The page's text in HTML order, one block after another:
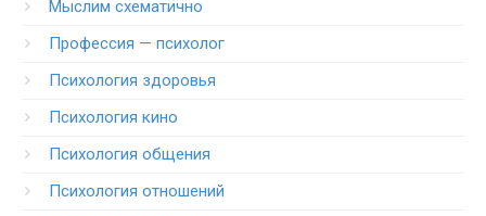
Мыслим схематично
Профессия — психолог
Психология здоровья
Психология кино
Психология общения
Психология отношений